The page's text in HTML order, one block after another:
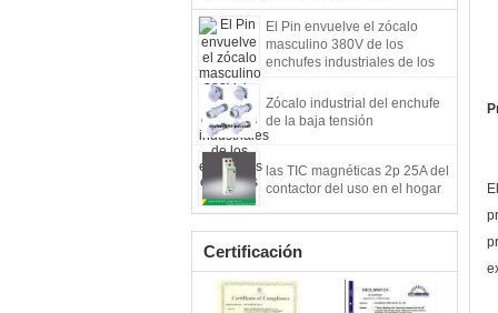
El Pin envuelve el zócalo
masculino 380V de los
enchufes industriales de los
Zócalo industrial del enchufe
de la baja tensión
las TIC magnéticas 2p 25A del
contactor del uso en el hogar
Certificación